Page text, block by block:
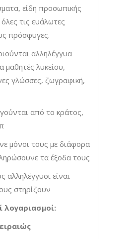
είδη προσωπικής
όλες τις ευάλωτες
πρόσφυγες.
αλληλέγγυα
μαθητές λυκείου,
γλώσσες, ζωγραφική,
από το κράτος,
μόνοι τους με διάφορα
τα έξοδα τους
αλληλέγγυοι είναι
στηρίζουν
λογαριασμοί: